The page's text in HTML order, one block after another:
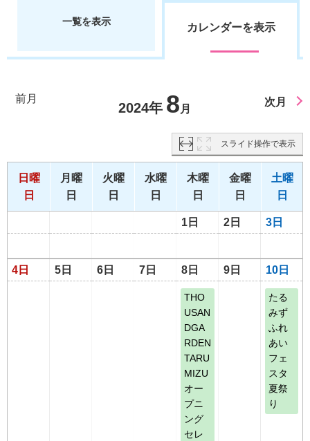
一覧を表示 カレンダーを表示
前月
2024年 8 月
次月
スライド操作で表示
日曜
日
月曜
日
火曜
日
水曜
日
木曜
日
金曜
日
土曜
日
1日 2日 3日
4日 5日 6日 7日 8日 9日 10日
THO
USAN
DGA
RDEN
TARU
MIZU
オー
プニ
ング
セレ
たる
みず
ふれ
あい
フェ
スタ
夏祭
り